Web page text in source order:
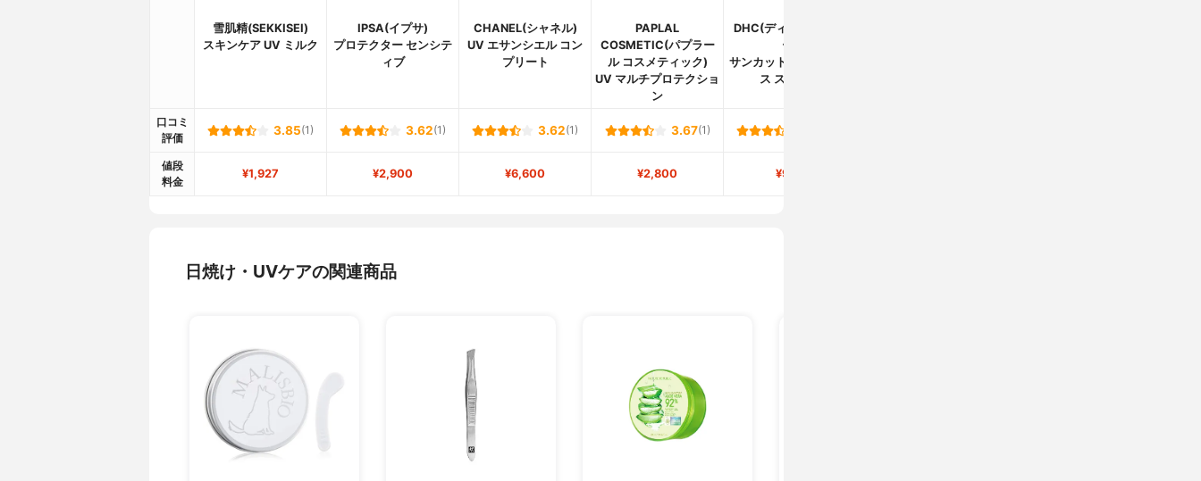
雪肌精(SEKKISEI)
スキンケア UV ミルク
IPSA(イプサ)
プロテクター センシテ
ィブ
CHANEL(シャネル)
UV エサンシエル コン
プリート
PAPLAL
COSMETIC(パプラー
ル コスメティック)
UV マルチプロテクショ
ン
DHC(ディーエイチシ
ー)
サンカットQ10 50プラ
ス スプレー
口コミ
評価
3.85(1) 3.62(1) 3.62(1) 3.67(1)
値段
料金
¥1,927 ¥2,900 ¥6,600 ¥2,800 ¥920
日焼け・UVケアの関連商品